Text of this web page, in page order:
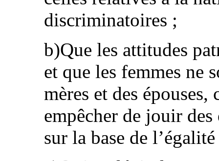
discriminatoires ;
b)Que les attitudes
et que les femmes ne
mères et des
empêcher de jouir
sur la base de